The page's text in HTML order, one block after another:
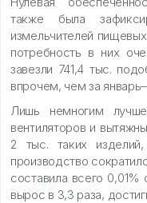
также была
измельчителей
потребность в них
завезли 741,4 тыс.
впрочем, чем за
Лишь немногим
вентиляторов и
2 тыс. таких
производство
составила всего
вырос в 3,3 раза,